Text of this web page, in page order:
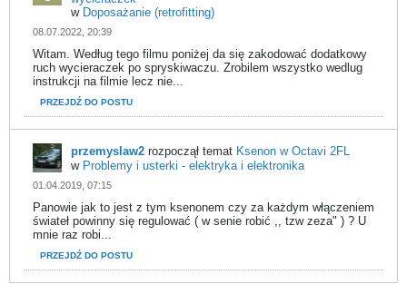
w Doposażanie (retrofitting)
08.07.2022, 20:39
Witam. Według tego filmu poniżej da się zakodować dodatkowy
ruch wycieraczek po spryskiwaczu. Zrobilem wszystko wedlug
instrukcji na filmie lecz nie...
PRZEJDŹ DO POSTU
przemyslaw2 rozpoczął temat Ksenon w Octavi 2FL
w Problemy i usterki - elektryka i elektronika
01.04.2019, 07:15
Panowie jak to jest z tym ksenonem czy za każdym włączeniem
świateł powinny się regulować ( w senie robić ,, tzw zeza" ) ? U
mnie raz robi...
PRZEJDŹ DO POSTU